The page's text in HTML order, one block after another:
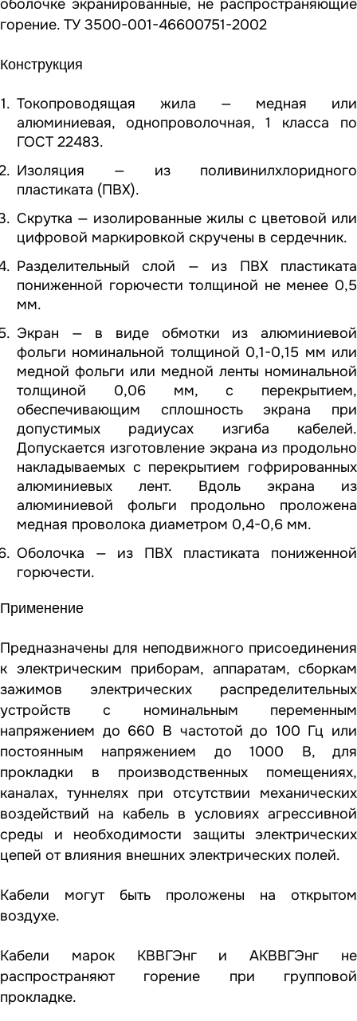
оболочке экранированные, не распространяющие
горение. ТУ 3500-001-46600751-2002
Конструкция
Токопроводящая жила — медная или
алюминиевая, однопроволочная, 1 класса по
ГОСТ 22483.
Изоляция — из поливинилхлоридного
пластиката (ПВХ).
Скрутка — изолированные жилы с цветовой или
цифровой маркировкой скручены в сердечник.
Разделительный слой — из ПВХ пластиката
пониженной горючести толщиной не менее 0,5
мм.
Экран — в виде обмотки из алюминиевой
фольги номинальной толщиной 0,1-0,15 мм или
медной фольги или медной ленты номинальной
толщиной 0,06 мм, с перекрытием,
обеспечивающим сплошность экрана при
допустимых радиусах изгиба кабелей.
Допускается изготовление экрана из продольно
накладываемых с перекрытием гофрированных
алюминиевых лент. Вдоль экрана из
алюминиевой фольги продольно проложена
медная проволока диаметром 0,4-0,6 мм.
Оболочка — из ПВХ пластиката пониженной
горючести.
Применение
Предназначены для неподвижного присоединения
к электрическим приборам, аппаратам, сборкам
зажимов электрических распределительных
устройств с номинальным переменным
напряжением до 660 В частотой до 100 Гц или
постоянным напряжением до 1000 В, для
прокладки в производственных помещениях,
каналах, туннелях при отсутствии механических
воздействий на кабель в условиях агрессивной
среды и необходимости защиты электрических
цепей от влияния внешних электрических полей.
Кабели могут быть проложены на открытом
воздухе.
Кабели марок КВВГЭнг и АКВВГЭнг не
распространяют горение при групповой
прокладке.